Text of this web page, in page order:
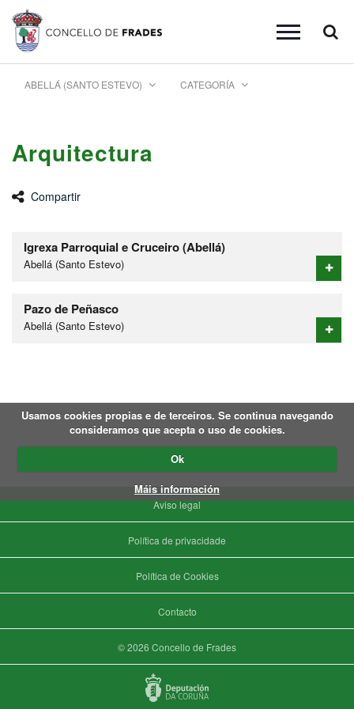
Toggle
ABELLÁ (SANTO ESTEVO) CATEGORÍA
Arquitectura
Compartir
Igrexa Parroquial e Cruceiro (Abellá)
Abellá (Santo Estevo)
Pazo de Peñasco
Abellá (Santo Estevo)
Aviso legal
Política de privacidade
Política de Cookies
Contacto
© 2026 Concello de Frades
Usamos cookies propias e de terceiros. Se continua navegando
consideramos que acepta o uso de cookies.
Ok
Máis información